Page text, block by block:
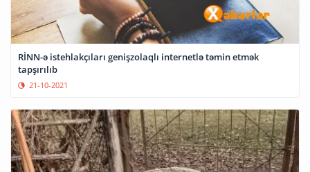
RİNN-ə istehlakçıları genişzolaqlı internetlə təmin etmək
tapşırılıb
21-10-2021